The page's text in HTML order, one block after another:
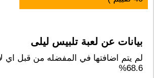
بيانات عن لعبة تلبيس ليلى
لم يتم اضافتها في المفضله من قبل اي
68.6%